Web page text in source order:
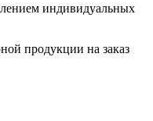
индивидуальных
продукции на заказ